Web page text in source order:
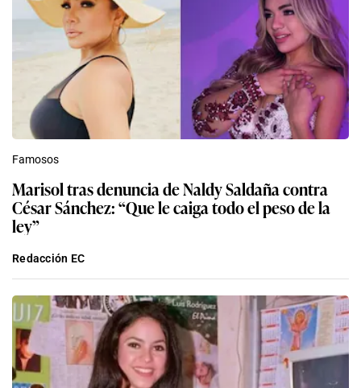
Famosos
Marisol tras denuncia de Naldy Saldaña contra
César Sánchez: “Que le caiga todo el peso de la
ley”
Redacción EC